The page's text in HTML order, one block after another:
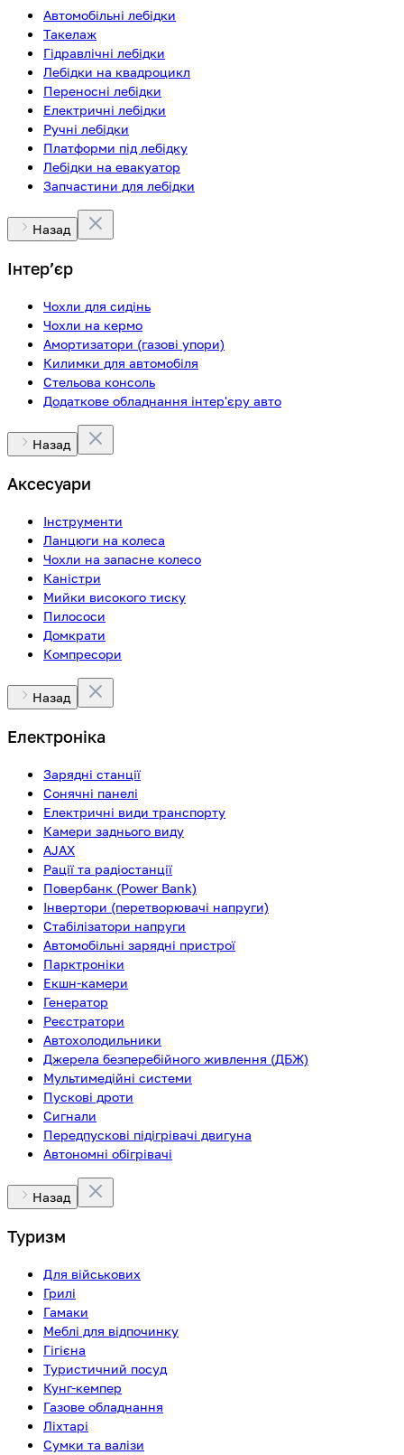
Автомобільні лебідки
Такелаж
Гідравлічні лебідки
Лебідки на квадроцикл
Переносні лебідки
Електричні лебідки
Ручні лебідки
Платформи під лебідку
Лебідки на евакуатор
Запчастини для лебідки
Назад
Інтерʼєр
Чохли для сидінь
Чохли на кермо
Амортизатори (газові упори)
Килимки для автомобіля
Стельова консоль
Додаткове обладнання інтер'єру авто
Назад
Аксесуари
Інструменти
Ланцюги на колеса
Чохли на запасне колесо
Каністри
Мийки високого тиску
Пилососи
Домкрати
Компресори
Назад
Електроніка
Зарядні станції
Сонячні панелі
Електричні види транспорту
Камери заднього виду
AJAX
Рації та радіостанції
Повербанк (Power Bank)
Інвертори (перетворювачі напруги)
Стабілізатори напруги
Автомобільні зарядні пристрої
Парктроніки
Екшн-камери
Генератор
Реєстратори
Автохолодильники
Джерела безперебійного живлення (ДБЖ)
Мультимедійні системи
Пускові дроти
Сигнали
Передпускові підігрівачі двигуна
Автономні обігрівачі
Назад
Туризм
Для військових
Грилі
Гамаки
Меблі для відпочинку
Гігієна
Туристичний посуд
Кунг-кемпер
Газове обладнання
Ліхтарі
Сумки та валізи